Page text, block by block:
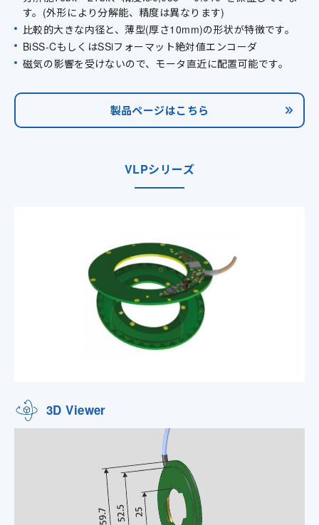
す。(外形により分解能、精度は異なります)
比較的大きな内径と、薄型(厚さ10mm)の形状が特徴です。
BiSS-CもしくはSSiフォーマット絶対値エンコーダ
磁気の影響を受けないので、モータ直近に配置可能です。
製品ページはこちら
VLPシリーズ
3D Viewer